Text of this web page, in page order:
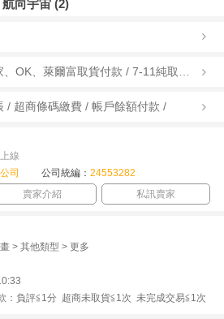
向宇宙 (2)
/ 超商條碼繳費 / 帳戶餘額付款 /
線
司 公司統編： 24553282
賣家介紹 私訊賣家
> 其他類型 > 更多
：負評≦1分 超商未取貨≦1次 未完成交易≦1次